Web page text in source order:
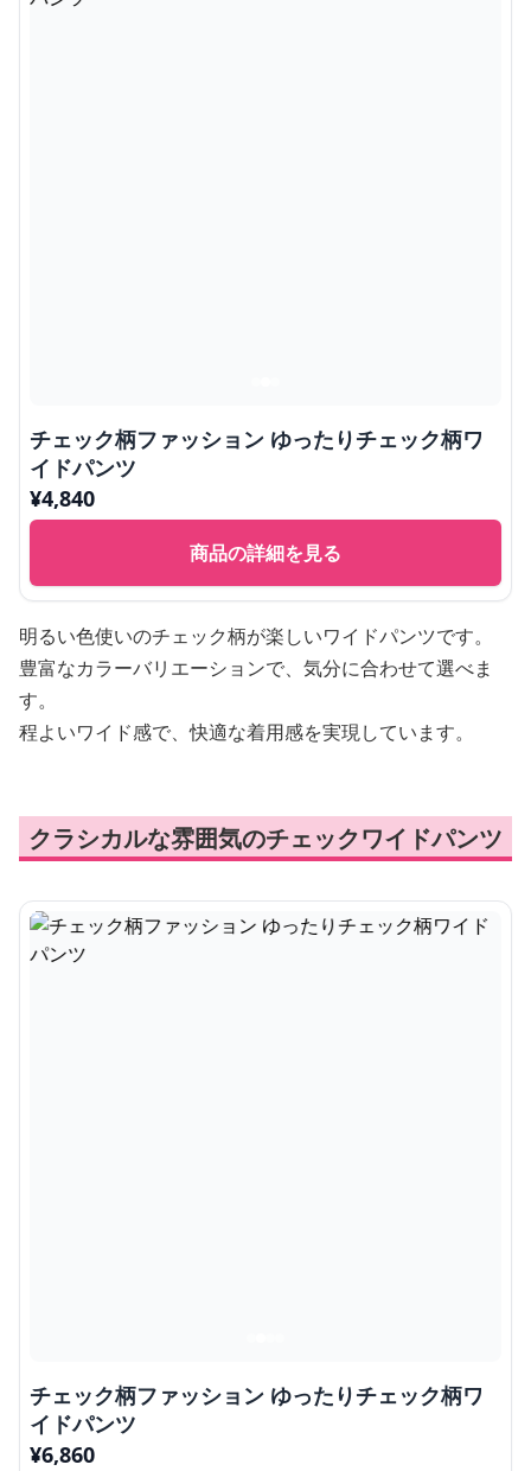
チェック柄ファッション ゆったりチェック柄ワ
イドパンツ
¥4,840
商品の詳細を見る
明るい色使いのチェック柄が楽しいワイドパンツです。
豊富なカラーバリエーションで、気分に合わせて選べま
す。
程よいワイド感で、快適な着用感を実現しています。
クラシカルな雰囲気のチェックワイドパンツ
チェック柄ファッション ゆったりチェック柄ワ
イドパンツ
¥6,860